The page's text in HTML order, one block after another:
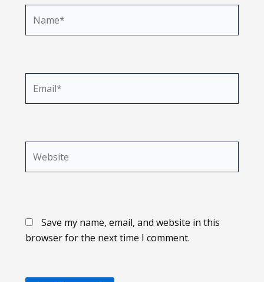
Save my name, email, and website in this
browser for the next time I comment.